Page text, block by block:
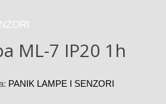
ML-7 IP20 1h
PANIK LAMPE I SENZORI